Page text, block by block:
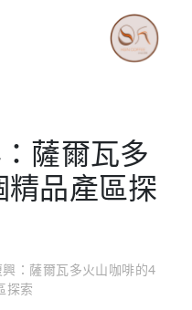
薩爾瓦多
精品產區探
：薩爾瓦多火山咖啡的4
探索